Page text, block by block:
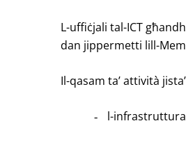
L-uffiċjali tal-ICT
dan jippermetti lill-
Il-qasam ta’ attività
- l-infrastruttura